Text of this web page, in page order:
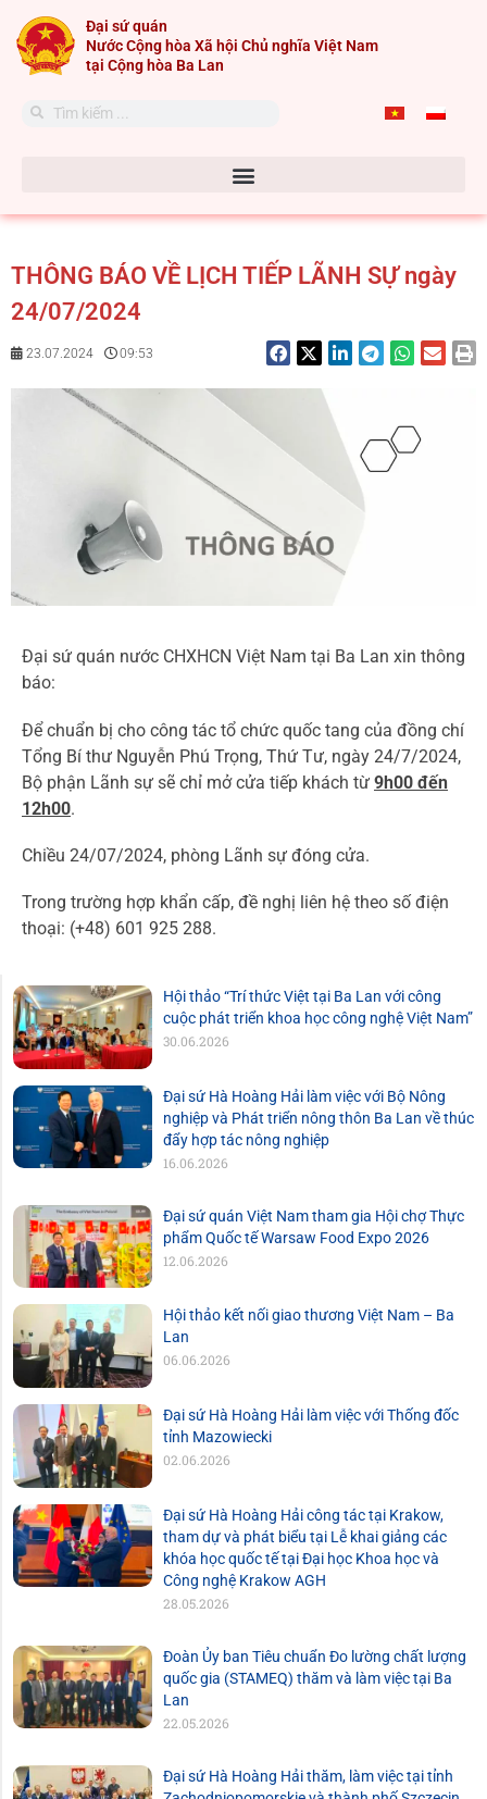
content
Đại sứ quán
Nước Cộng hòa Xã hội Chủ nghĩa Việt Nam
tại Cộng hòa Ba Lan
Search
Search
THÔNG BÁO VỀ LỊCH TIẾP LÃNH SỰ ngày
24/07/2024
23.07.2024 09:53
Đại sứ quán nước CHXHCN Việt Nam tại Ba Lan xin thông
báo:
Để chuẩn bị cho công tác tổ chức quốc tang của đồng chí
Tổng Bí thư Nguyễn Phú Trọng, Thứ Tư, ngày 24/7/2024,
Bộ phận Lãnh sự sẽ chỉ mở cửa tiếp khách từ 9h00 đến
12h00.
Chiều 24/07/2024, phòng Lãnh sự đóng cửa.
Trong trường hợp khẩn cấp, đề nghị liên hệ theo số điện
thoại: (+48) 601 925 288.
Hội thảo “Trí thức Việt tại Ba Lan với công
cuộc phát triển khoa học công nghệ Việt Nam”
30.06.2026
Đại sứ Hà Hoàng Hải làm việc với Bộ Nông
nghiệp và Phát triển nông thôn Ba Lan về thúc
đẩy hợp tác nông nghiệp
16.06.2026
Đại sứ quán Việt Nam tham gia Hội chợ Thực
phẩm Quốc tế Warsaw Food Expo 2026
12.06.2026
Hội thảo kết nối giao thương Việt Nam – Ba
Lan
06.06.2026
Đại sứ Hà Hoàng Hải làm việc với Thống đốc
tỉnh Mazowiecki
02.06.2026
Đại sứ Hà Hoàng Hải công tác tại Krakow,
tham dự và phát biểu tại Lễ khai giảng các
khóa học quốc tế tại Đại học Khoa học và
Công nghệ Krakow AGH
28.05.2026
Đoàn Ủy ban Tiêu chuẩn Đo lường chất lượng
quốc gia (STAMEQ) thăm và làm việc tại Ba
Lan
22.05.2026
Đại sứ Hà Hoàng Hải thăm, làm việc tại tỉnh